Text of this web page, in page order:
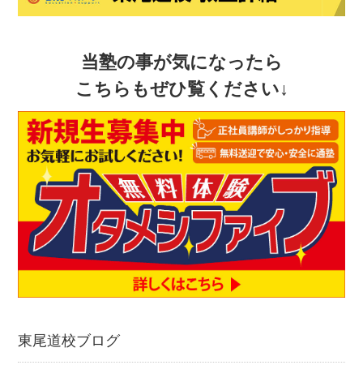
当塾の事が気になったら
こちらもぜひ覧ください↓
東尾道校ブログ